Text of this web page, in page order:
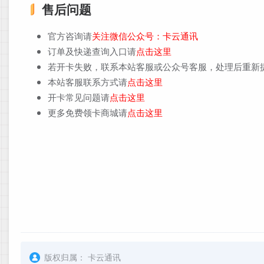
售后问题
官方咨询请关注微信公众号：卡云通讯
订单及快递查询入口请点击这里
若开卡失败，联系本站客服或公众号客服，处理后重新
本站客服联系方式请点击这里
开卡常见问题请点击这里
更多免费领卡商城请点击这里
版权归属： 卡云通讯